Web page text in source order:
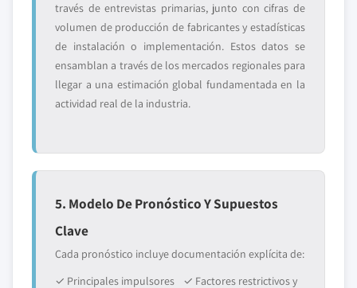
través de entrevistas primarias, junto con cifras de
volumen de producción de fabricantes y estadísticas
de instalación o implementación. Estos datos se
ensamblan a través de los mercados regionales para
llegar a una estimación global fundamentada en la
actividad real de la industria.
5. Modelo De Pronóstico Y Supuestos
Clave
Cada pronóstico incluye documentación explícita de:
✓ Principales impulsores
✓ Factores restrictivos y